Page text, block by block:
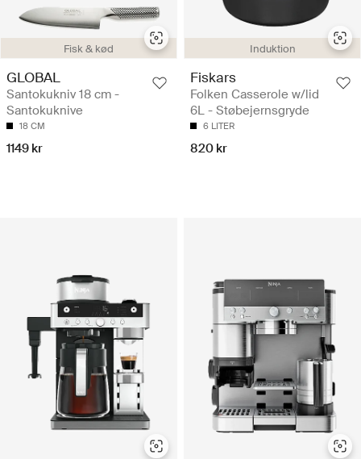
Fisk & kød
GLOBAL
Santokukniv 18 cm -
Santokuknive
18 CM
1149 kr
Induktion
Fiskars
Folken Casserole w/lid
6L - Støbejernsgryde
6 LITER
820 kr